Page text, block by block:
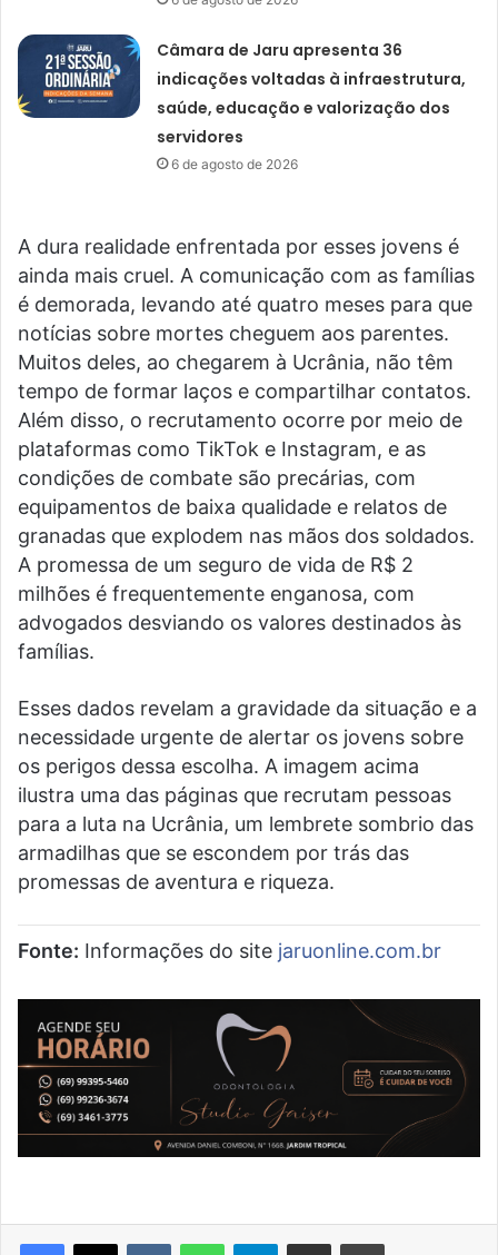
Câmara de Jaru apresenta 36
indicações voltadas à infraestrutura,
saúde, educação e valorização dos
servidores
6 de agosto de 2026
A dura realidade enfrentada por esses jovens é
ainda mais cruel. A comunicação com as famílias
é demorada, levando até quatro meses para que
notícias sobre mortes cheguem aos parentes.
Muitos deles, ao chegarem à Ucrânia, não têm
tempo de formar laços e compartilhar contatos.
Além disso, o recrutamento ocorre por meio de
plataformas como TikTok e Instagram, e as
condições de combate são precárias, com
equipamentos de baixa qualidade e relatos de
granadas que explodem nas mãos dos soldados.
A promessa de um seguro de vida de R$ 2
milhões é frequentemente enganosa, com
advogados desviando os valores destinados às
famílias.
Esses dados revelam a gravidade da situação e a
necessidade urgente de alertar os jovens sobre
os perigos dessa escolha. A imagem acima
ilustra uma das páginas que recrutam pessoas
para a luta na Ucrânia, um lembrete sombrio das
armadilhas que se escondem por trás das
promessas de aventura e riqueza.
Fonte: Informações do site jaruonline.com.br
VK WhatsAppTelegramCompartilhar via e-mail Imprimir